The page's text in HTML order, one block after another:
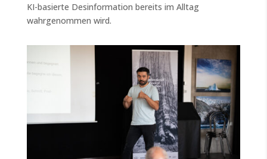
KI-basierte Desinformation bereits im Alltag
wahrgenommen wird.